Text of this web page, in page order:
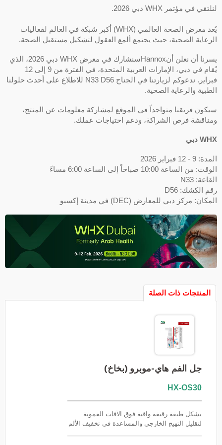
لنلتقي في مؤتمر WHX دبي 2026.
يُعد معرض الصحة العالمي (WHX) أكبر شبكة في العالم لفعاليات
الرعاية الصحية، حيث يجتمع ألمع العقول لتشكيل مستقبل الصحة.
يسرنا أن نعلن أنHannoxسنشارك في معرض WHX دبي 2026، الذي
يُقام في دبي، الإمارات العربية المتحدة، في الفترة من 9 إلى 12
فبراير. ندعوكم لزيارتنا في الجناح N33 D56 للاطلاع على أحدث حلولنا
الطبية والرعاية الصحية.
سيكون فريقنا متواجداً في الموقع لمشاركة معلومات عن المنتج،
ومناقشة فرص الشراكة، ودعم احتياجات عملك.
WHX دبي
المدة: 9 - 12 فبراير 2026
الوقت: من الساعة 10:00 صباحاً إلى الساعة 6:00 مساءً
القاعة: N33
رقم الكشك: D56
المكان: مركز دبي للمعارض (DEC) في مدينة إكسبو
المنتجات ذات الصلة
جل الفم هاي-موبرو (بخاخ)
HX-OS30
يشكل طبقة رقيقة واقية فوق الآفات الفموية
لتقليل التهيج الخارجي والمساعدة في تخفيف الألم